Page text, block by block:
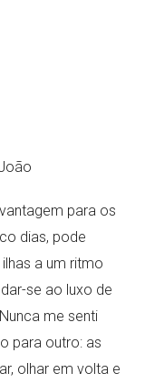
para os
dias, pode
a um ritmo
se ao luxo de
me senti
para outro: as
olhar em volta e